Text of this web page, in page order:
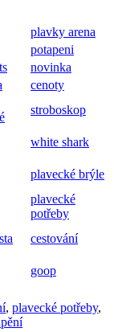
plavky arena
potapeni
novinka
cenoty
stroboskop
white shark
plavecké brýle
plavecké
potřeby
cestování
goop
, plavecké potřeby,